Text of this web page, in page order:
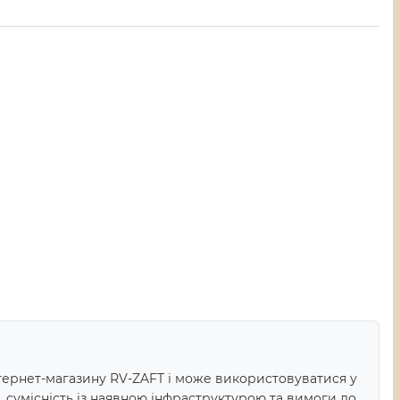
магазину RV-ZAFT і може використовуватися у